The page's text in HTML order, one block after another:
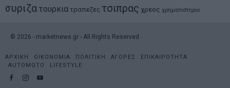
συριζα τουρκια τραπεζες τσιπρας χρεος χρηματιστηριο
© 2026 - marketnews.gr - All Rights Reserved
ΑΡΧΙΚΗ ΟΙΚΟΝΟΜΙΑ ΠΟΛΙΤΙΚΗ ΑΓΟΡΕΣ
ΕΠΙΚΑΙΡΟΤΗΤΑ
AUTOMOTO
LIFESTYLE